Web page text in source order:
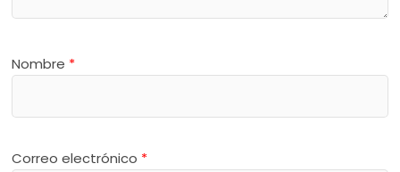
Nombre *
Correo electrónico *